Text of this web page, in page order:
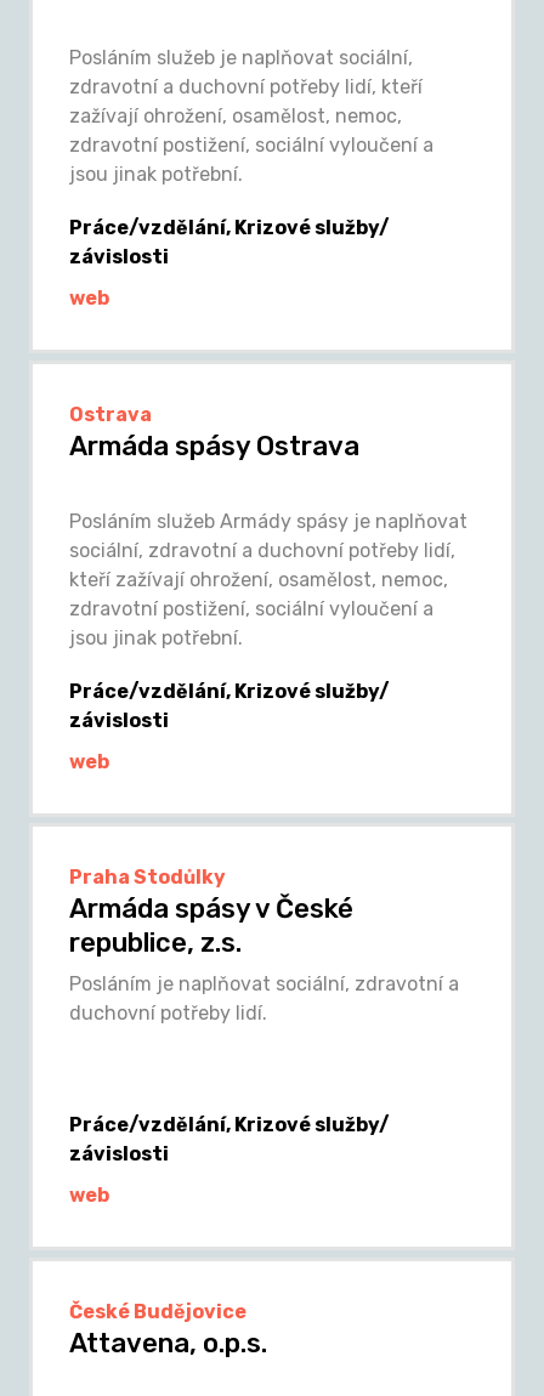
Posláním služeb je naplňovat sociální,
zdravotní a duchovní potřeby lidí, kteří
zažívají ohrožení, osamělost, nemoc,
zdravotní postižení, sociální vyloučení a
jsou jinak potřební.
Práce/vzdělání, Krizové služby/
závislosti
web
Ostrava
Armáda spásy Ostrava
Posláním služeb Armády spásy je naplňovat
sociální, zdravotní a duchovní potřeby lidí,
kteří zažívají ohrožení, osamělost, nemoc,
zdravotní postižení, sociální vyloučení a
jsou jinak potřební.
Práce/vzdělání, Krizové služby/
závislosti
web
Praha Stodůlky
Armáda spásy v České
republice, z.s.
Posláním je naplňovat sociální, zdravotní a
duchovní potřeby lidí.
Práce/vzdělání, Krizové služby/
závislosti
web
České Budějovice
Attavena, o.p.s.